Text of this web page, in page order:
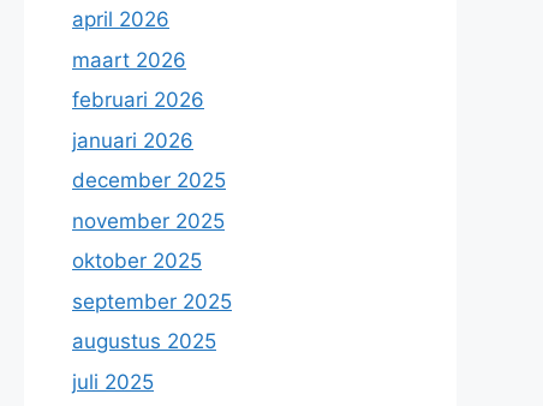
april 2026
maart 2026
februari 2026
januari 2026
december 2025
november 2025
oktober 2025
september 2025
augustus 2025
juli 2025